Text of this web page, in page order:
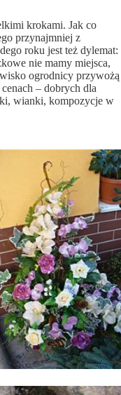
krokami. Jak co
przynajmniej z
roku jest też dylemat:
nie mamy miejsca,
ogrodnicy przywożą
– dobrych dla
wianki, kompozycje w